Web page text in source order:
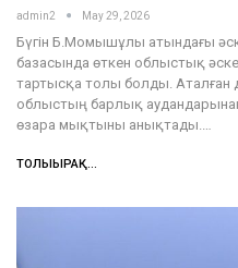
admin2 May 29, 2026
Бүгін Б.Момышұлы атындағы
базасында өткен облыстық
тартысқа толы болды. Аталған
облыстың барлық аудандарынан
өзара мықтыны анықтады.…
ТОЛЫҒЫРАҚ...